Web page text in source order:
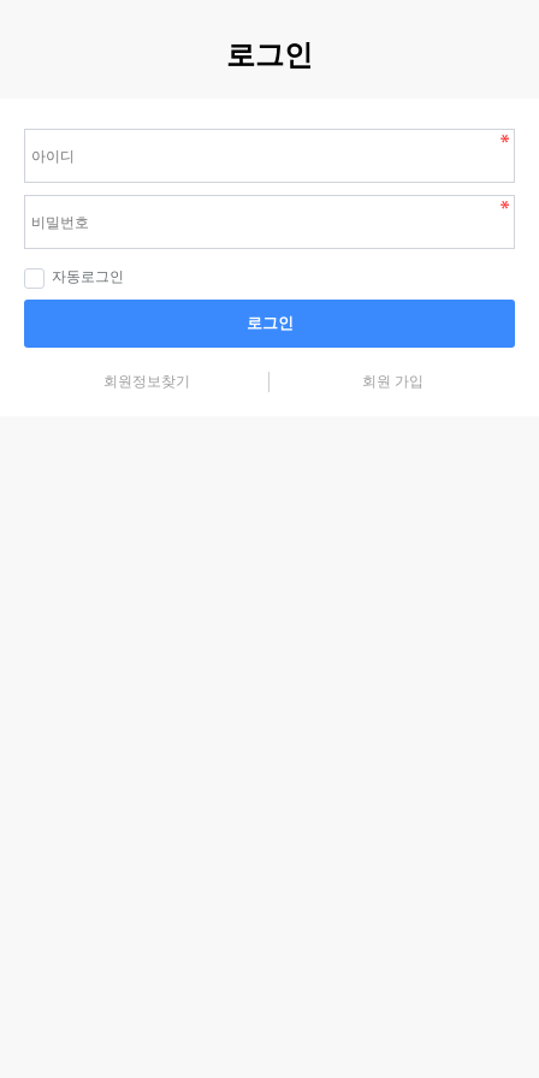
로그인
자동로그인
로그인
회원정보찾기 회원 가입